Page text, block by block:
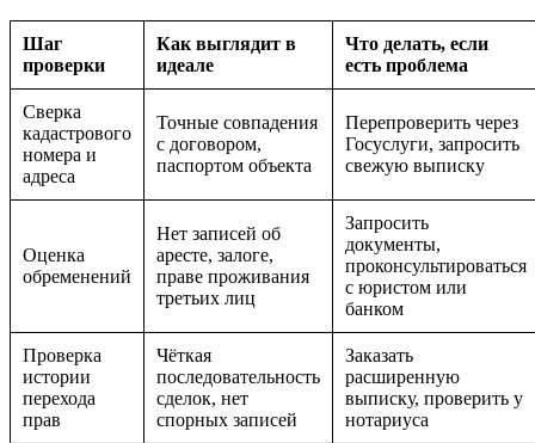
Шаг
проверки
Как выглядит в
идеале
Что делать, если
есть проблема
Сверка
кадастрового
номера и
адреса
Точные совпадения
с договором,
паспортом объекта
Перепроверить через
Госуслуги, запросить
свежую выписку
Оценка
обременений
Нет записей об
аресте, залоге,
праве проживания
третьих лиц
Запросить
документы,
проконсультироваться
с юристом или
банком
Проверка
истории
перехода
прав
Чёткая
последовательность
сделок, нет
спорных записей
Заказать
расширенную
выписку, проверить у
нотариуса